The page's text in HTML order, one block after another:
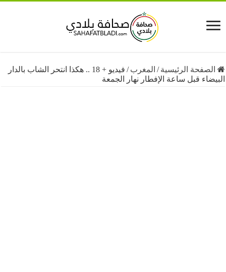
الرئيسية /المغرب/
فيديو + 18 .. هكذا انتحر الشاب بالدار
قبل ساعة الإفطار نهار الجمعة